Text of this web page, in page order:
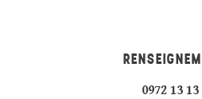
0972 13 13